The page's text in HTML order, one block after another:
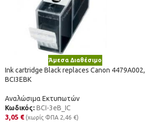
Άμεσα Διαθέσιμο
Ink cartridge Black replaces Canon 4479A002,
BCI3EBK
Αναλώσιμα Εκτυπωτών
Κωδικός: BCI-3eB_IC
3,05 € (χωρίς ΦΠΑ 2,46 €)